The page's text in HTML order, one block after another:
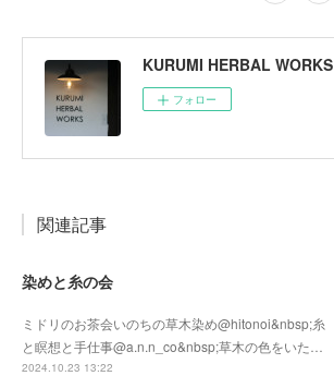
KURUMI HERBAL WORKS
フォロー
関連記事
染めと糸の会
ミドリのお茶会いのちの草木染め@hitonoi&nbsp;糸
と瞑想と手仕事@a.n.n_co&nbsp;草木の色をいた…
2024.10.23 13:22